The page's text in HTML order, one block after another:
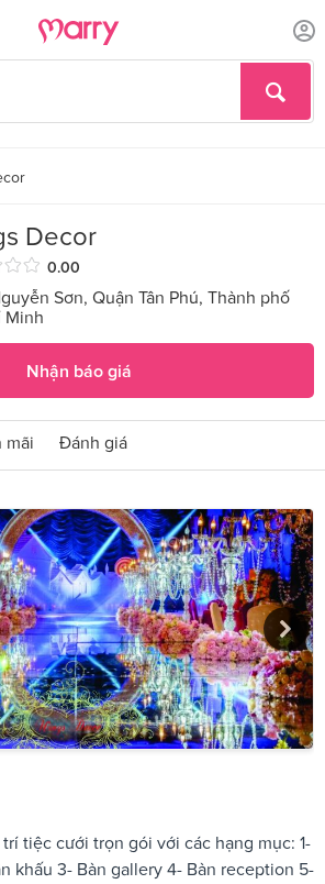
Decor
0.00
Sơn, Quận Tân Phú, Thành phố
Minh
Nhận báo giá
mãi Đánh giá
tiệc cưới trọn gói với các hạng mục: 1-
khấu 3- Bàn gallery 4- Bàn reception 5-